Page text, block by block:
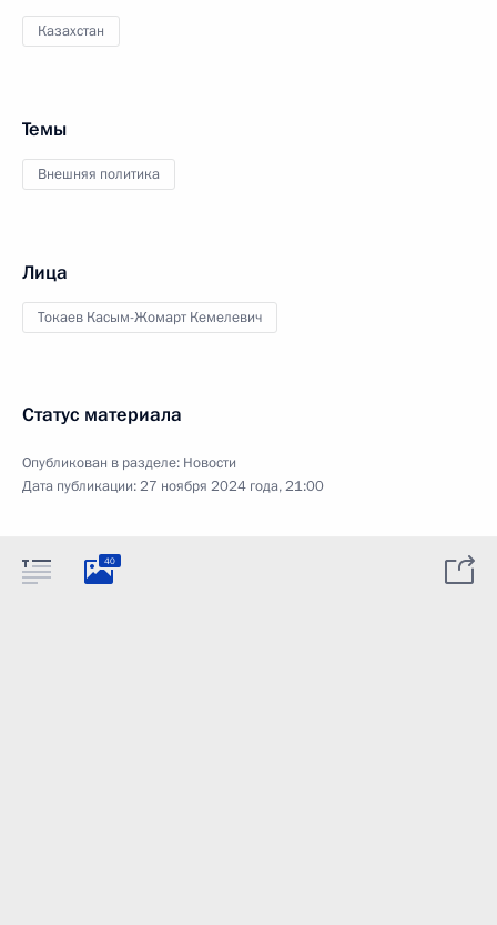
Казахстан
Темы
Внешняя политика
Лица
Токаев Касым-Жомарт Кемелевич
Статус материала
Опубликован в разделе: Новости
Дата публикации:27 ноября 2024 года, 21:00
40